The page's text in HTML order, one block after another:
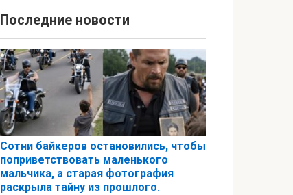
Последние новости
Сотни байкеров остановились, чтобы
поприветствовать маленького
мальчика, а старая фотография
раскрыла тайну из прошлого.